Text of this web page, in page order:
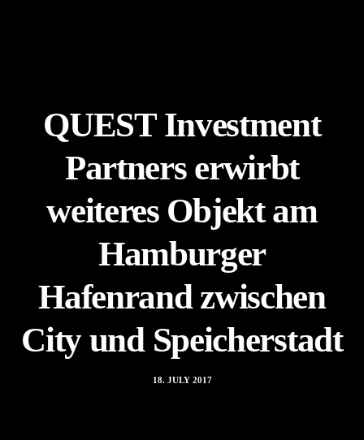
QUEST Investment
Partners erwirbt
weiteres Objekt am
Hamburger
Hafenrand zwischen
City und Speicherstadt
18. JULY 2017